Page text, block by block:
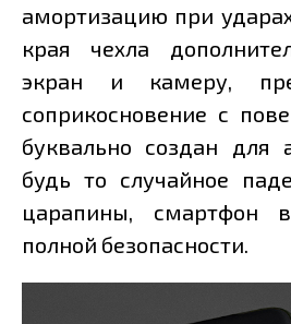
амортизацию при
края чехла
экран и камеру,
соприкосновение с
буквально создан для
будь то случайное
царапины, смартфон
полной безопасности.